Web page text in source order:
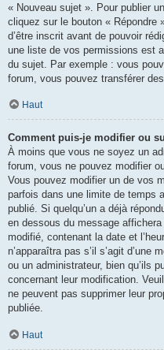
« Nouveau sujet ». Pour publier
cliquez sur le bouton «
d’être inscrit avant de pouvoir
une liste de vos permissions est
du sujet. Par exemple : vous
forum, vous pouvez transférer
Haut
Comment puis-je modifier ou
À moins que vous ne soyez un
forum, vous ne pouvez modifier
Vous pouvez modifier un de vos
parfois dans une limite de temps
publié. Si quelqu’un a déjà
en dessous du message
modifié, contenant la date et
n’apparaîtra pas s’il s’agit
ou un administrateur, bien qu’ils
concernant leur modification.
ne peuvent pas supprimer leur
publiée.
Haut